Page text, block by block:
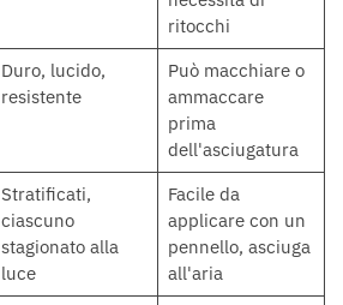
ritocchi
Duro, lucido,
resistente
Può macchiare o
ammaccare
prima
dell'asciugatura
Stratificati,
ciascuno
stagionato alla
luce
Facile da
applicare con un
pennello, asciuga
all'aria